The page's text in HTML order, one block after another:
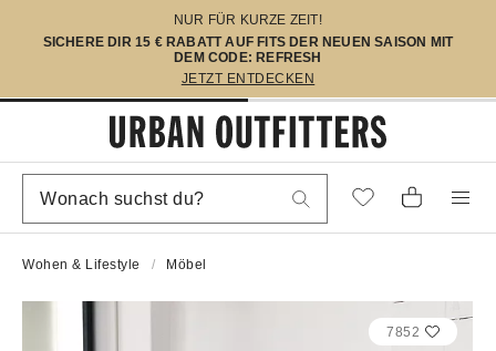
NUR FÜR KURZE ZEIT!
SICHERE DIR 15 € RABATT AUF FITS DER NEUEN SAISON MIT
DEM CODE: REFRESH
JETZT ENTDECKEN
Wohen & Lifestyle Möbel
7852